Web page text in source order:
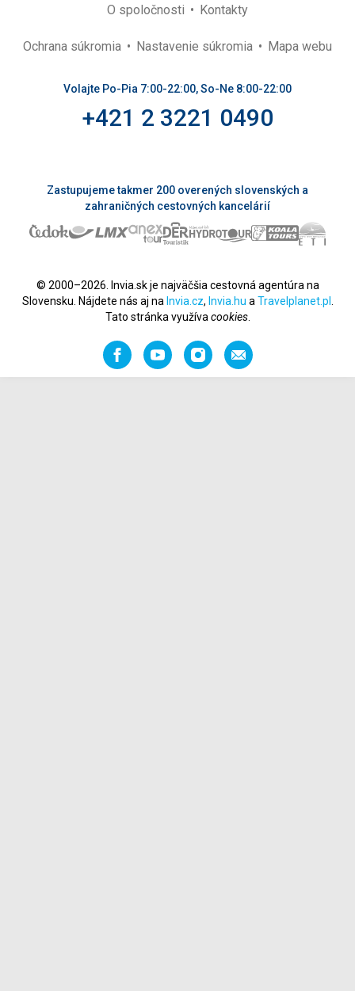
O spoločnosti
Kontakty
Ochrana súkromia Nastavenie súkromia Mapa webu
Volajte Po-Pia 7:00-22:00, So-Ne 8:00-22:00
+421 2 3221 0490
Zastupujeme takmer 200 overených slovenských a
zahraničných cestovných kancelárií
© 2000–2026. Invia.sk je najväčšia cestovná agentúra na
Slovensku. Nájdete nás aj na Invia.cz, Invia.hu a Travelplanet.pl
Tato stránka využíva cookies.
FacebookYouTubeInstagramOdporučiť